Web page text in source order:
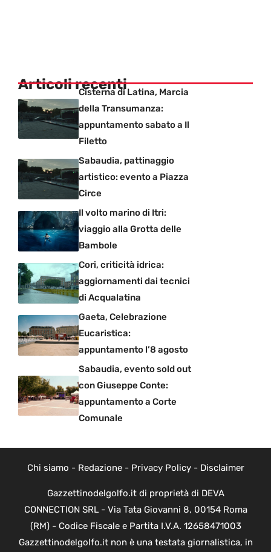
Articoli recentiCisterna di Latina, Marcia
della Transumanza:
appuntamento sabato a Il
Filetto
Sabaudia, pattinaggio
artistico: evento a Piazza
Circe
Il volto marino di Itri:
viaggio alla Grotta delle
Bambole
Cori, criticità idrica:
aggiornamenti dai tecnici
di Acqualatina
Gaeta, Celebrazione
Eucaristica:
appuntamento l’8 agosto
Sabaudia, evento sold out
con Giuseppe Conte:
appuntamento a Corte
Comunale
Chi siamo - Redazione- Privacy Policy- Disclaimer
Gazzettinodelgolfo.it di proprietà di DEVA
CONNECTION SRL - Via Tata Giovanni 8, 00154 Roma
(RM) - Codice Fiscale e Partita I.V.A. 12658471003
Gazzettinodelgolfo.it non è una testata giornalistica, in